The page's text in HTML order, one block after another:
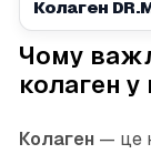
Колаген
Чому
колаген
Колаген — це